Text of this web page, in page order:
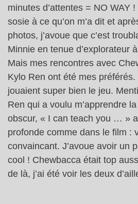
minutes d’attentes = NO WAY
sosie à ce qu’on m’a dit et
photos, j’avoue que c’est
Minnie en tenue d’explorateur
Mais mes rencontres avec
Kylo Ren ont été mes
jouaient super bien le jeu.
Ren qui a voulu m’apprendre
obscur, « I can teach you … »
profonde comme dans le film :
convaincant. J’avoue avoir un
cool ! Chewbacca était top
de là, j’ai été voir les deux